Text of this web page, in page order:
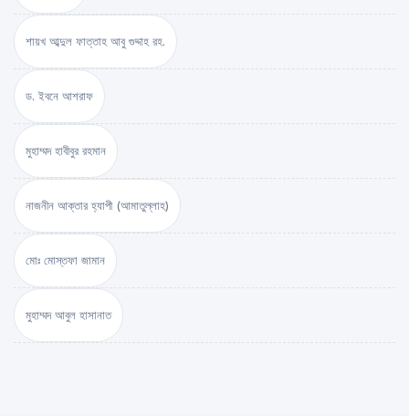
শায়খ আব্দুল ফাত্তাহ আবু গুদ্দাহ রহ.
ড. ইবনে আশরাফ
মুহাম্মদ হাবীবুর রহমান
নাজনীন আক্তার হ্যাপী (আমাতুল্লাহ)
মোঃ মোস্তফা জামান
মুহাম্মদ আবুল হাসানাত